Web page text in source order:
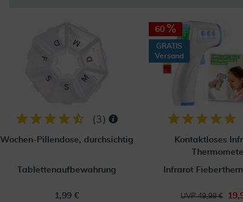
(3)
Wochen-Pillendose, durchsichtig
Tablettenaufbewahrung
1,99 €
60
GRATIS
Versand
Kontaktloses
Infrarot
UVP 49,99 €